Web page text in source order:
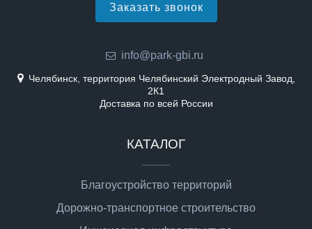
Заказать звонок
info@park-gbi.ru
Челябинск, территория Челябинский Электродный Завод,
2К1
Доставка по всей России
КАТАЛОГ
Благоустройство территорий
Дорожно-транспортное строительство